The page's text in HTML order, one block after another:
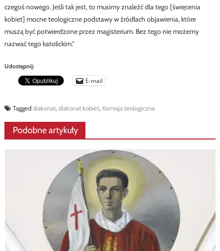
czegoś nowego. Jeśli tak jest, to musimy znaleźć dla tego [święcenia
kobiet] mocne teologiczne podstawy w źródłach objawienia, które
muszą być potwierdzone przez magisterium. Bez tego nie możemy
nazwać tego katolickim.”
Udostępnij:
E-mail
Taggeddiakonat,diakonat kobiet, Komisja teologiczna
Podobne artykuły